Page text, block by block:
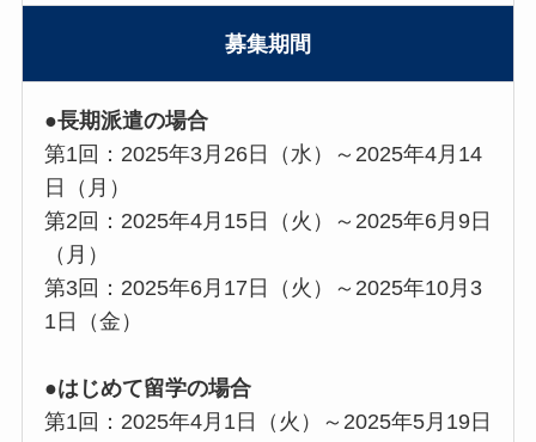
募集期間
●長期派遣の場合
第1回：2025年3月26日（水）～2025年4月14
日（月）
第2回：2025年4月15日（火）～2025年6月9日
（月）
第3回：2025年6月17日（火）～2025年10月3
1日（金）
●はじめて留学の場合
第1回：2025年4月1日（火）～2025年5月19日